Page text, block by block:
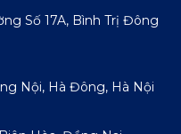
Số 17A, Bình Trị Đông
Nội, Hà Đông, Hà Nội